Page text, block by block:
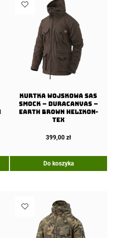
Kurtka wojskowa SAS
Smock – Duracanvas –
Earth Brown Helikon-
Tex
399,00 zł
Do koszyka